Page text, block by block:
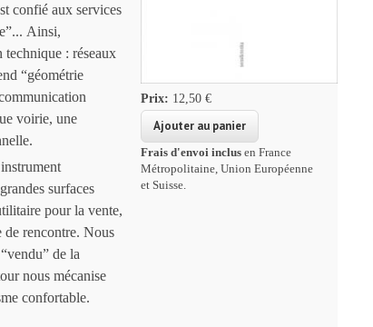
confié aux services
Ainsi,
technique : réseaux
“géométrie
voirie, une
surfaces
pour la vente,
de rencontre. Nous
de la
nous mécanise
confortable.
Prix: 12,50 €
Frais d'envoi inclus en France
Métropolitaine, Union Européenne
et Suisse.